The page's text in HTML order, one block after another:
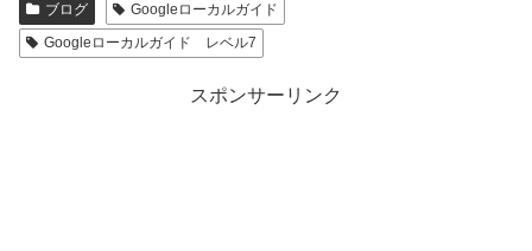
ブログ
Googleローカルガイド
Googleローカルガイド レベル7
スポンサーリンク